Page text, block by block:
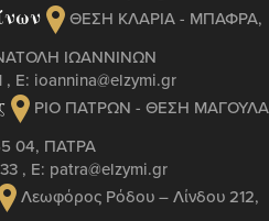
ΘΕΣΗ ΚΛΑΡΙΑ - ΜΠΑΦΡΑ,
ΙΩΑΝΝΙΝΩΝ
, Ε: ioannina@elzymi.gr
ΡΙΟ ΠΑΤΡΩΝ - ΘΕΣΗ ΜΑΓΟΥΛΑ
04, ΠΑΤΡΑ
, Ε: patra@elzymi.gr
Λεωφόρος Ρόδου – Λίνδου 212,